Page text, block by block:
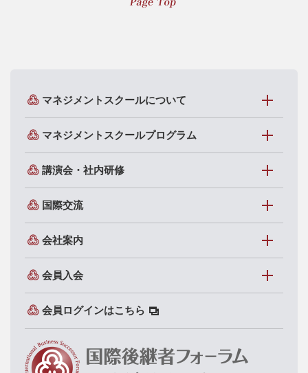
マネジメントスクールについて
マネジメントスクールプログラム
講演会・社内研修
国際交流
会社案内
会員入会
会員ログインはこちら